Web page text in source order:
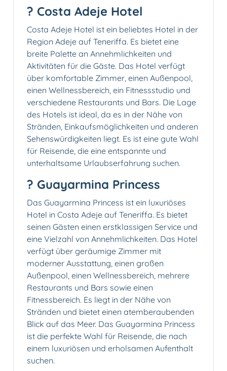
? Costa Adeje Hotel
Costa Adeje Hotel ist ein beliebtes Hotel in der
Region Adeje auf Teneriffa. Es bietet eine
breite Palette an Annehmlichkeiten und
Aktivitäten für die Gäste. Das Hotel verfügt
über komfortable Zimmer, einen Außenpool,
einen Wellnessbereich, ein Fitnessstudio und
verschiedene Restaurants und Bars. Die Lage
des Hotels ist ideal, da es in der Nähe von
Stränden, Einkaufsmöglichkeiten und anderen
Sehenswürdigkeiten liegt. Es ist eine gute Wahl
für Reisende, die eine entspannte und
unterhaltsame Urlaubserfahrung suchen.
? Guayarmina Princess
Das Guayarmina Princess ist ein luxuriöses
Hotel in Costa Adeje auf Teneriffa. Es bietet
seinen Gästen einen erstklassigen Service und
eine Vielzahl von Annehmlichkeiten. Das Hotel
verfügt über geräumige Zimmer mit
moderner Ausstattung, einen großen
Außenpool, einen Wellnessbereich, mehrere
Restaurants und Bars sowie einen
Fitnessbereich. Es liegt in der Nähe von
Stränden und bietet einen atemberaubenden
Blick auf das Meer. Das Guayarmina Princess
ist die perfekte Wahl für Reisende, die nach
einem luxuriösen und erholsamen Aufenthalt
suchen.